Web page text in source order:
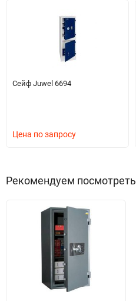
Сейф Juwel 6694
Цена по запросу
Рекомендуем посмотреть